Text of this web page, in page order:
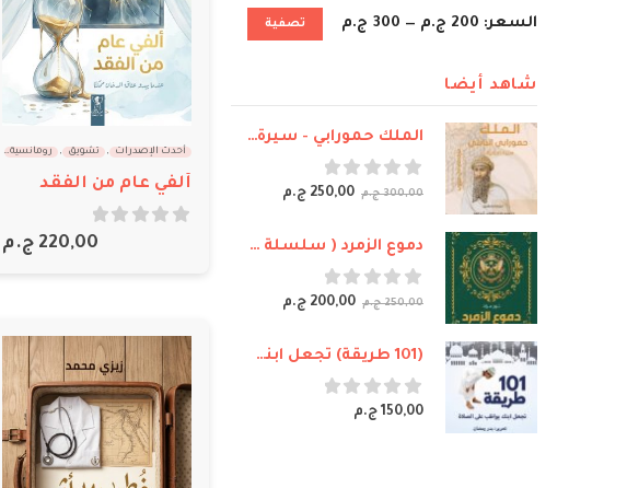
أحدث الإصدرات , تشويق , رومانسية
ألفي عام من الفقد
220,00 ج.م
تصفية السعر: 200 ج.م — 300 ج.م
شاهد أيضا
الملك حمورابي - سيرة تاريخية - مارك دي ميروب
0
out of 5
300,00 ج.م 250,00 ج.م
دموع الزمرد ( سلسلة أسرار خلف أسوار القصر)
0
out of 5
250,00 ج.م 200,00 ج.م
(101 طريقة) تجعل ابنك يواظب على الصلاة
0
out of 5
150,00 ج.م